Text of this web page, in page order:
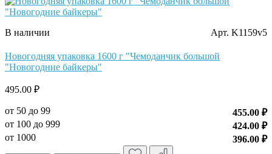
В наличии Арт. K1159v5
Новогодняя упаковка 1600 г "Чемоданчик большой
"Новогодние байкеры"
495.00 ₽
от 50 до 99
455.00 ₽
от 100 до 999
424.00 ₽
от 1000
396.00 ₽